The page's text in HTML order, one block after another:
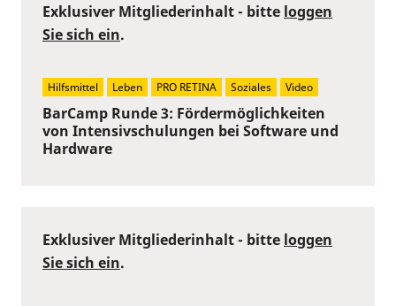
BarCamp Runde 3: Fördermöglichkeiten
von Intensivschulungen bei Software und
Hardware
Exklusiver Mitgliederinhalt - bitte loggen
Sie sich ein.
Hilfsmittel Leben PRO RETINA Soziales Video
Exklusiver Mitgliederinhalt - bitte loggen
Sie sich ein.